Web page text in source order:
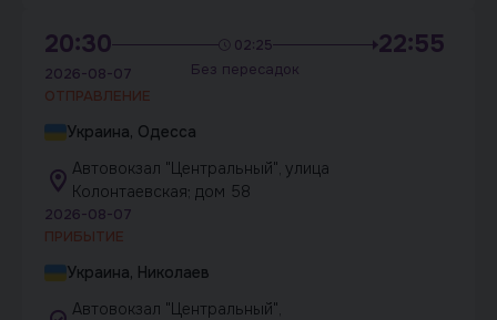
20:30 02:25
Без пересадок
22:55
2026-08-07
ОТПРАВЛЕНИЕ
Украина, Одесса
Автовокзал "Центральный", улица
Колонтаевская; дом 58
2026-08-07
ПРИБЫТИЕ
Украина, Николаев
Автовокзал "Центральный",